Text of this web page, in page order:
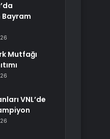
Bayram
Mutfağı
VNL’de